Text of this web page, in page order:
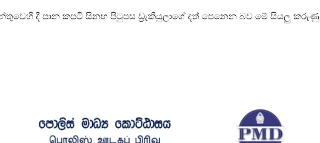
දී පාන කපටි සිනහ පිටුපස ඩ්‍රැකියුලාගේ දත් පෙනෙන බව මේ සියලු කරුණු